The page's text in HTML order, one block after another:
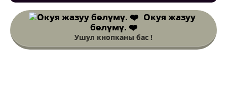
Окуя жазуу
бөлүмү. ❤️
Ушул кнопканы бас !